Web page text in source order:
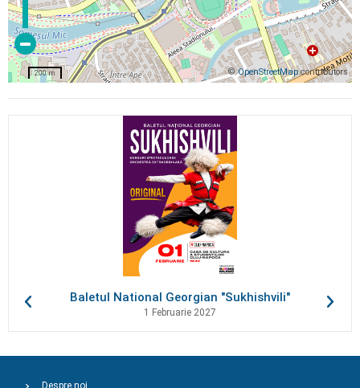
©OpenStreetMapcontributors
200 m
Baletul National Georgian "Sukhishvili"
1 Februarie 2027
Despre noi